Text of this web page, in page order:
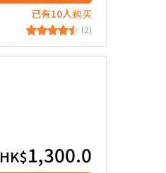
已有10人购买
(2)
HK$1,300.0